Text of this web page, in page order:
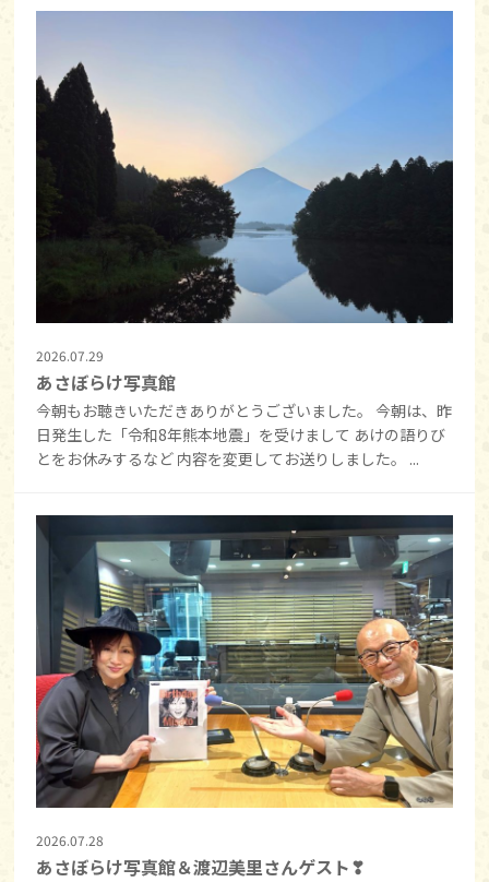
2026.07.29
あさぼらけ写真館
今朝もお聴きいただきありがとうございました。 今朝は、昨
日発生した「令和8年熊本地震」を受けまして あけの語りび
とをお休みするなど 内容を変更してお送りしました。 ...
2026.07.28
あさぼらけ写真館＆渡辺美里さんゲスト❣